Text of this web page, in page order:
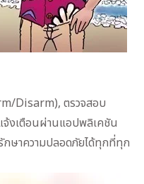
Disarm), ตรวจสอบ
จ้งเตือนผ่านแอปพลิเคชัน
กษาความปลอดภัยได้ทุกที่ทุก